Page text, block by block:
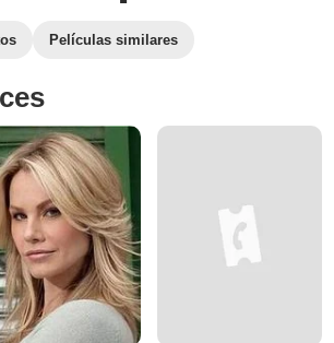
Películas similares